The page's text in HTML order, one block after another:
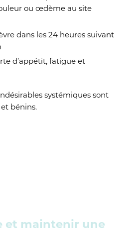
ou œdème au site
dans les 24 heures suivant
d’appétit, fatigue et
systémiques sont
bénins.
et maintenir une